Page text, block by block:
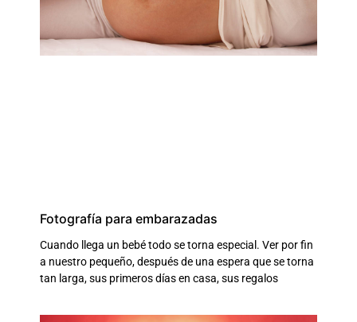
Fotografía para embarazadas
Cuando llega un bebé todo se torna especial. Ver por fin
a nuestro pequeño, después de una espera que se torna
tan larga, sus primeros días en casa, sus regalos